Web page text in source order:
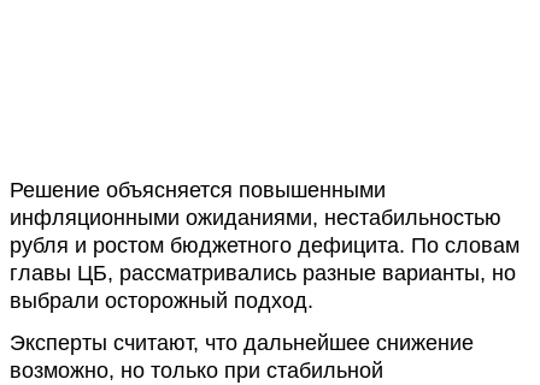
Решение объясняется повышенными
инфляционными ожиданиями, нестабильностью
рубля и ростом бюджетного дефицита. По словам
главы ЦБ, рассматривались разные варианты, но
выбрали осторожный подход.
Эксперты считают, что дальнейшее снижение
возможно, но только при стабильной